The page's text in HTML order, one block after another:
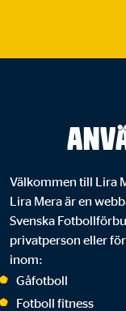
Välkommen till Lira
Lira Mera är en
Svenska
privatperson eller
inom:
Gåfotboll
Fotboll fitness